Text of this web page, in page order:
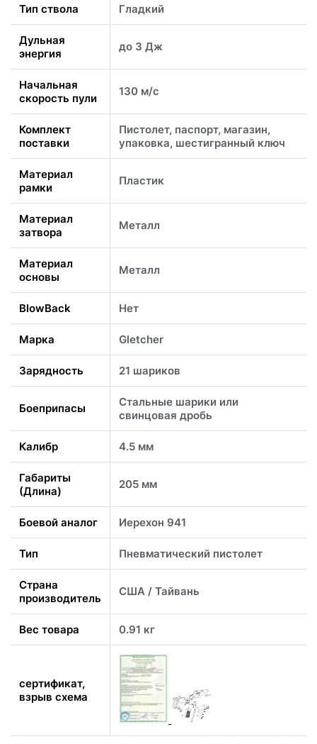
Тип ствола Гладкий
Дульная
энергия
до 3 Дж
Начальная
скорость пули
130 м/с
Комплект
поставки
Пистолет, паспорт, магазин,
упаковка, шестигранный ключ
Материал
рамки
Пластик
Материал
затвора
Металл
Материал
основы
Металл
BlowBack Нет
Марка Gletcher
Зарядность 21 шариков
Боеприпасы
Стальные шарики или
свинцовая дробь
Калибр 4.5 мм
Габариты
(Длина)
205 мм
Боевой аналог Иерехон 941
Тип Пневматический пистолет
Страна
производитель
США / Тайвань
Вес товара 0.91 кг
сертификат,
взрыв схема